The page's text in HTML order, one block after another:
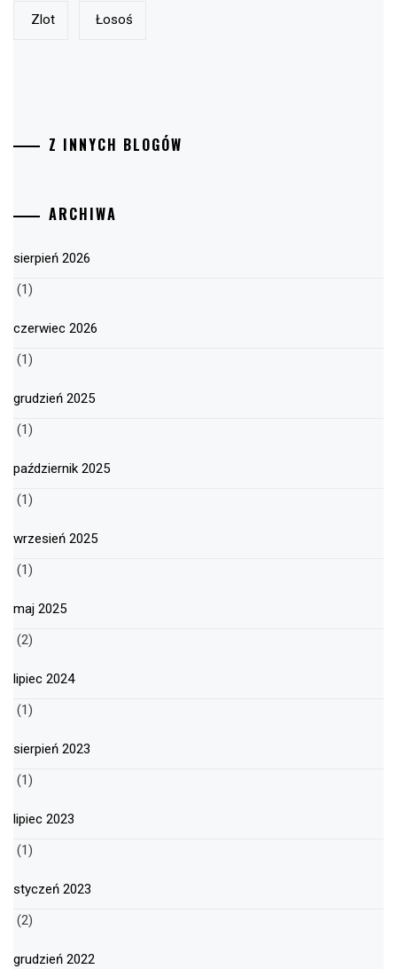
Zlot Łosoś
Z INNYCH BLOGÓW
ARCHIWA
sierpień 2026
(1)
czerwiec 2026
(1)
grudzień 2025
(1)
październik 2025
(1)
wrzesień 2025
(1)
maj 2025
(2)
lipiec 2024
(1)
sierpień 2023
(1)
lipiec 2023
(1)
styczeń 2023
(2)
grudzień 2022